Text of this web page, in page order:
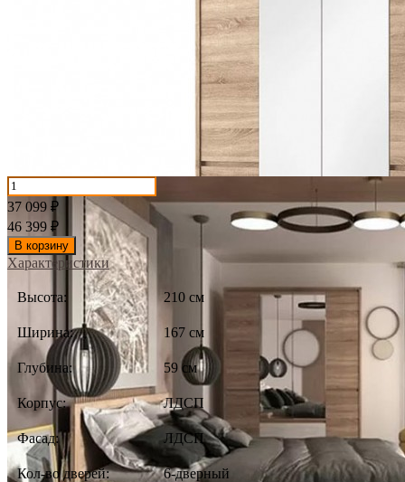
37 099 ₽
46 399 ₽
В корзину
Характеристики
Высота: 210 см
Ширина: 167 см
Глубина: 59 см
Корпус: ЛДСП
Фасад: ЛДСП
Кол-во дверей: 6-дверный